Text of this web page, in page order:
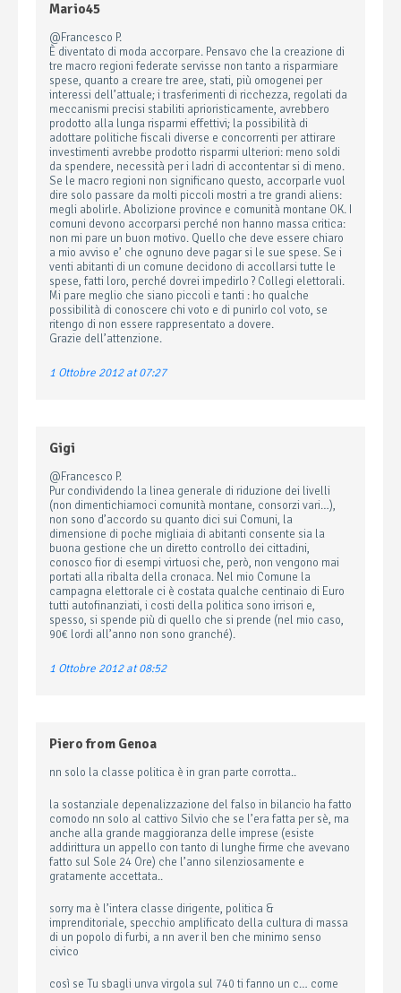
Mario45
@Francesco P.
È diventato di moda accorpare. Pensavo che la creazione di
tre macro regioni federate servisse non tanto a risparmiare
spese, quanto a creare tre aree, stati, più omogenei per
interessi dell’attuale; i trasferimenti di ricchezza, regolati da
meccanismi precisi stabiliti aprioristicamente, avrebbero
prodotto alla lunga risparmi effettivi; la possibilità di
adottare politiche fiscali diverse e concorrenti per attirare
investimenti avrebbe prodotto risparmi ulteriori: meno soldi
da spendere, necessità per i ladri di accontentar si di meno.
Se le macro regioni non significano questo, accorparle vuol
dire solo passare da molti piccoli mostri a tre grandi aliens:
megli abolirle. Abolizione province e comunità montane OK. I
comuni devono accorparsi perché non hanno massa critica:
non mi pare un buon motivo. Quello che deve essere chiaro
a mio avviso e’ che ognuno deve pagar si le sue spese. Se i
venti abitanti di un comune decidono di accollarsi tutte le
spese, fatti loro, perché dovrei impedirlo ? Collegi elettorali.
Mi pare meglio che siano piccoli e tanti : ho qualche
possibilità di conoscere chi voto e di punirlo col voto, se
ritengo di non essere rappresentato a dovere.
Grazie dell’attenzione.
1 Ottobre 2012 at 07:27
Gigi
@Francesco P.
Pur condividendo la linea generale di riduzione dei livelli
(non dimentichiamoci comunità montane, consorzi vari…),
non sono d’accordo su quanto dici sui Comuni, la
dimensione di poche migliaia di abitanti consente sia la
buona gestione che un diretto controllo dei cittadini,
conosco fior di esempi virtuosi che, però, non vengono mai
portati alla ribalta della cronaca. Nel mio Comune la
campagna elettorale ci è costata qualche centinaio di Euro
tutti autofinanziati, i costi della politica sono irrisori e,
spesso, si spende più di quello che si prende (nel mio caso,
90€ lordi all’anno non sono granché).
1 Ottobre 2012 at 08:52
Piero from Genoa
nn solo la classe politica è in gran parte corrotta..
la sostanziale depenalizzazione del falso in bilancio ha fatto
comodo nn solo al cattivo Silvio che se l’era fatta per sè, ma
anche alla grande maggioranza delle imprese (esiste
addirittura un appello con tanto di lunghe firme che avevano
fatto sul Sole 24 Ore) che l’anno silenziosamente e
gratamente accettata..
sorry ma è l’intera classe dirigente, politica &
imprenditoriale, specchio amplificato della cultura di massa
di un popolo di furbi, a nn aver il ben che minimo senso
civico
così se Tu sbagli unva virgola sul 740 ti fanno un c… come